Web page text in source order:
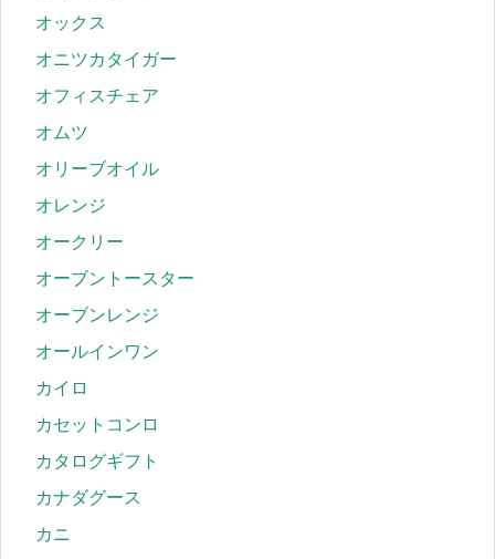
オックス
オニツカタイガー
オフィスチェア
オムツ
オリーブオイル
オレンジ
オークリー
オーブントースター
オーブンレンジ
オールインワン
カイロ
カセットコンロ
カタログギフト
カナダグース
カニ